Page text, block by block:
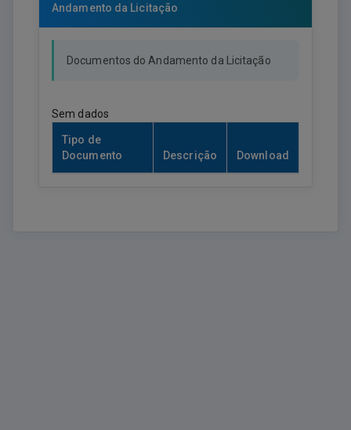
Andamento da Licitação
Documentos do Andamento da Licitação
Sem dados
Tipo de
Documento
Descrição Download